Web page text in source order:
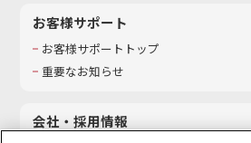
お客様サポート
お客様サポートトップ
重要なお知らせ
会社・採用情報